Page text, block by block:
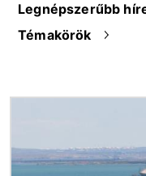
Legnépszerűbb
Témakörök